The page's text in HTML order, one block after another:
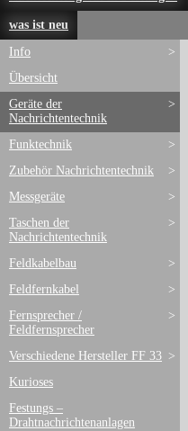
was ist neu
>
Info
Übersicht
>
Geräte der
Nachrichtentechnik
>
Funktechnik
>
Zubehör Nachrichtentechnik
>
Messgeräte
>
Taschen der
Nachrichtentechnik
>
Feldkabelbau
>
Feldfernkabel
>
Fernsprecher /
Feldfernsprecher
>
Verschiedene Hersteller FF 33
Kurioses
Festungs –
Drahtnachrichtenanlagen